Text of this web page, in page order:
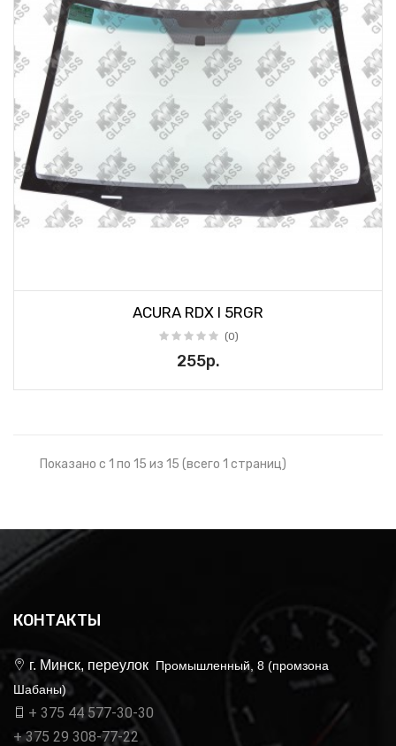
ACURA RDX I 5RGR
(0)
255р.
Показано с 1 по 15 из 15 (всего 1 страниц)
КОНТАКТЫ
г. Минск, переулок Промышленный, 8 (промзона
Шабаны)
+ 375 44 577-30-30
+ 375 29 308-77-22